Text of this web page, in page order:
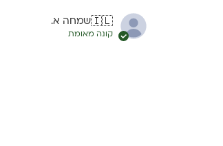
🇮🇱שמחה א.
קונה מאומת